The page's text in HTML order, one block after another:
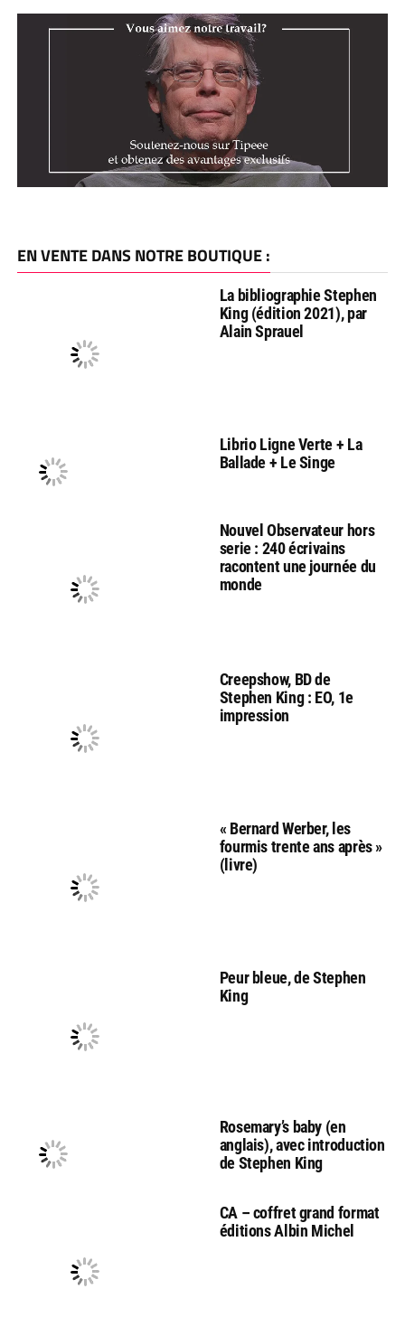
EN VENTE DANS NOTRE BOUTIQUE :
La bibliographie Stephen
King (édition 2021), par
Alain Sprauel
Librio Ligne Verte + La
Ballade + Le Singe
Nouvel Observateur hors
serie : 240 écrivains
racontent une journée du
monde
Creepshow, BD de
Stephen King : EO, 1e
impression
« Bernard Werber, les
fourmis trente ans après »
(livre)
Peur bleue, de Stephen
King
Rosemary’s baby (en
anglais), avec introduction
de Stephen King
CA – coffret grand format
éditions Albin Michel